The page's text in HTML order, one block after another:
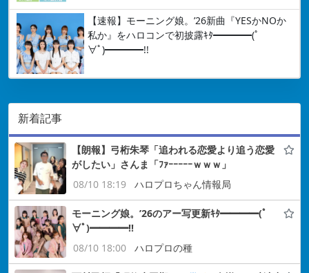
【速報】モーニング娘。’26新曲『YESかNOか
私か』をハロコンで初披露ｷﾀ━━━━(ﾟ
∀ﾟ)━━━━!!
新着記事
【朗報】弓桁朱琴「追われる恋愛より追う恋愛
がしたい」さんま「ﾌｧｰｰｰｰｰｗｗｗ」
08/10 18:19
ハロプロちゃん情報局
モーニング娘。’26のアー写更新ｷﾀ━━━━(ﾟ
∀ﾟ)━━━━!!
08/10 18:00
ハロプロの種